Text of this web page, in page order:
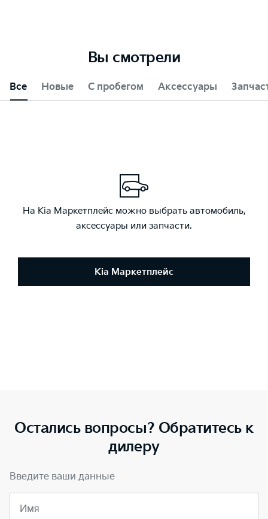
Вы смотрели
Все Новые С пробегом Аксессуары
На Kia Маркетплейс можно выбрать автомобиль,
аксессуары или запчасти.
Kia Маркетплейс
Остались вопросы? Обратитесь к
дилеру
Введите ваши данные
Имя